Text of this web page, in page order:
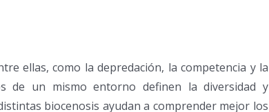
ellas, como la depredación, la competencia y la
de un mismo entorno definen la diversidad y
biocenosis ayudan a comprender mejor los